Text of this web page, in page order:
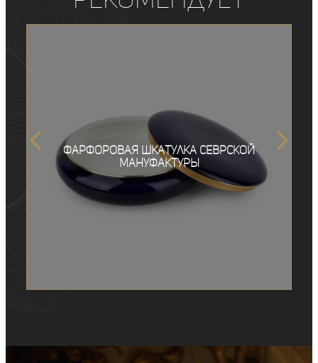
Фарфоровая шкатулка Севрской
мануфактуры